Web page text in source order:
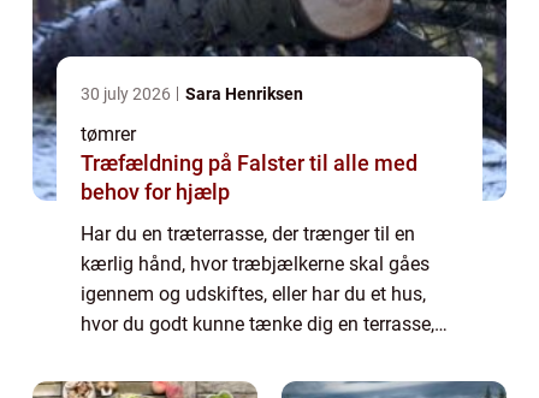
30 july 2026 Sara Henriksen
tømrer
Træfældning på Falster til alle med
behov for hjælp
Har du en træterrasse, der trænger til en
kærlig hånd, hvor træbjælkerne skal gåes
igennem og udskiftes, eller har du et hus,
hvor du godt kunne tænke dig en terrasse,
Skagen. Din tømrer har en lang uddannelse